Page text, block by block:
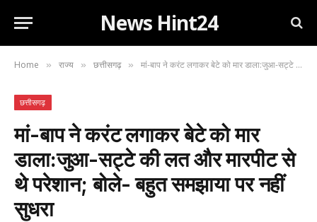
News Hint24
Home » राज्य » छत्तीसगढ़ » मां-बाप ने करंट लगाकर बेटे को मार डाला:जुआ-सट्टे की लत और मारपीट से थे परेशान; बोले- बहुत समझाया पर नहीं सुधरा
छत्तीसगढ़
मां-बाप ने करंट लगाकर बेटे को मार
डाला:जुआ-सट्टे की लत और मारपीट से
थे परेशान; बोले- बहुत समझाया पर नहीं
सुधरा